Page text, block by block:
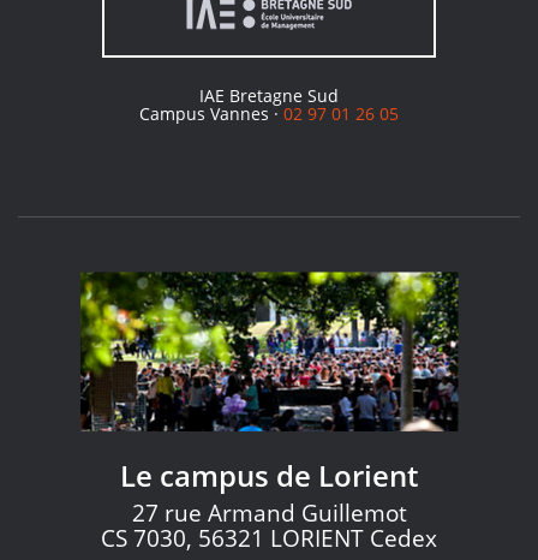
IAE Bretagne Sud
Campus Vannes ·02 97 01 26 05
Le campus de Lorient
27 rue Armand Guillemot
CS 7030, 56321 LORIENT Cedex